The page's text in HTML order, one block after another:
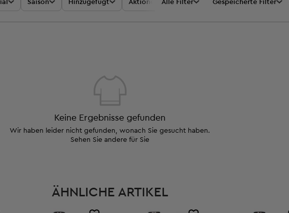
Saison Hinzugefügt Aktionen Preis
Alle Filter Gespeicherte Filter
Keine Ergebnisse gefunden
Wir haben leider nicht gefunden, wonach Sie gesucht haben.
Sehen Sie andere für Sie
ÄHNLICHE ARTIKEL